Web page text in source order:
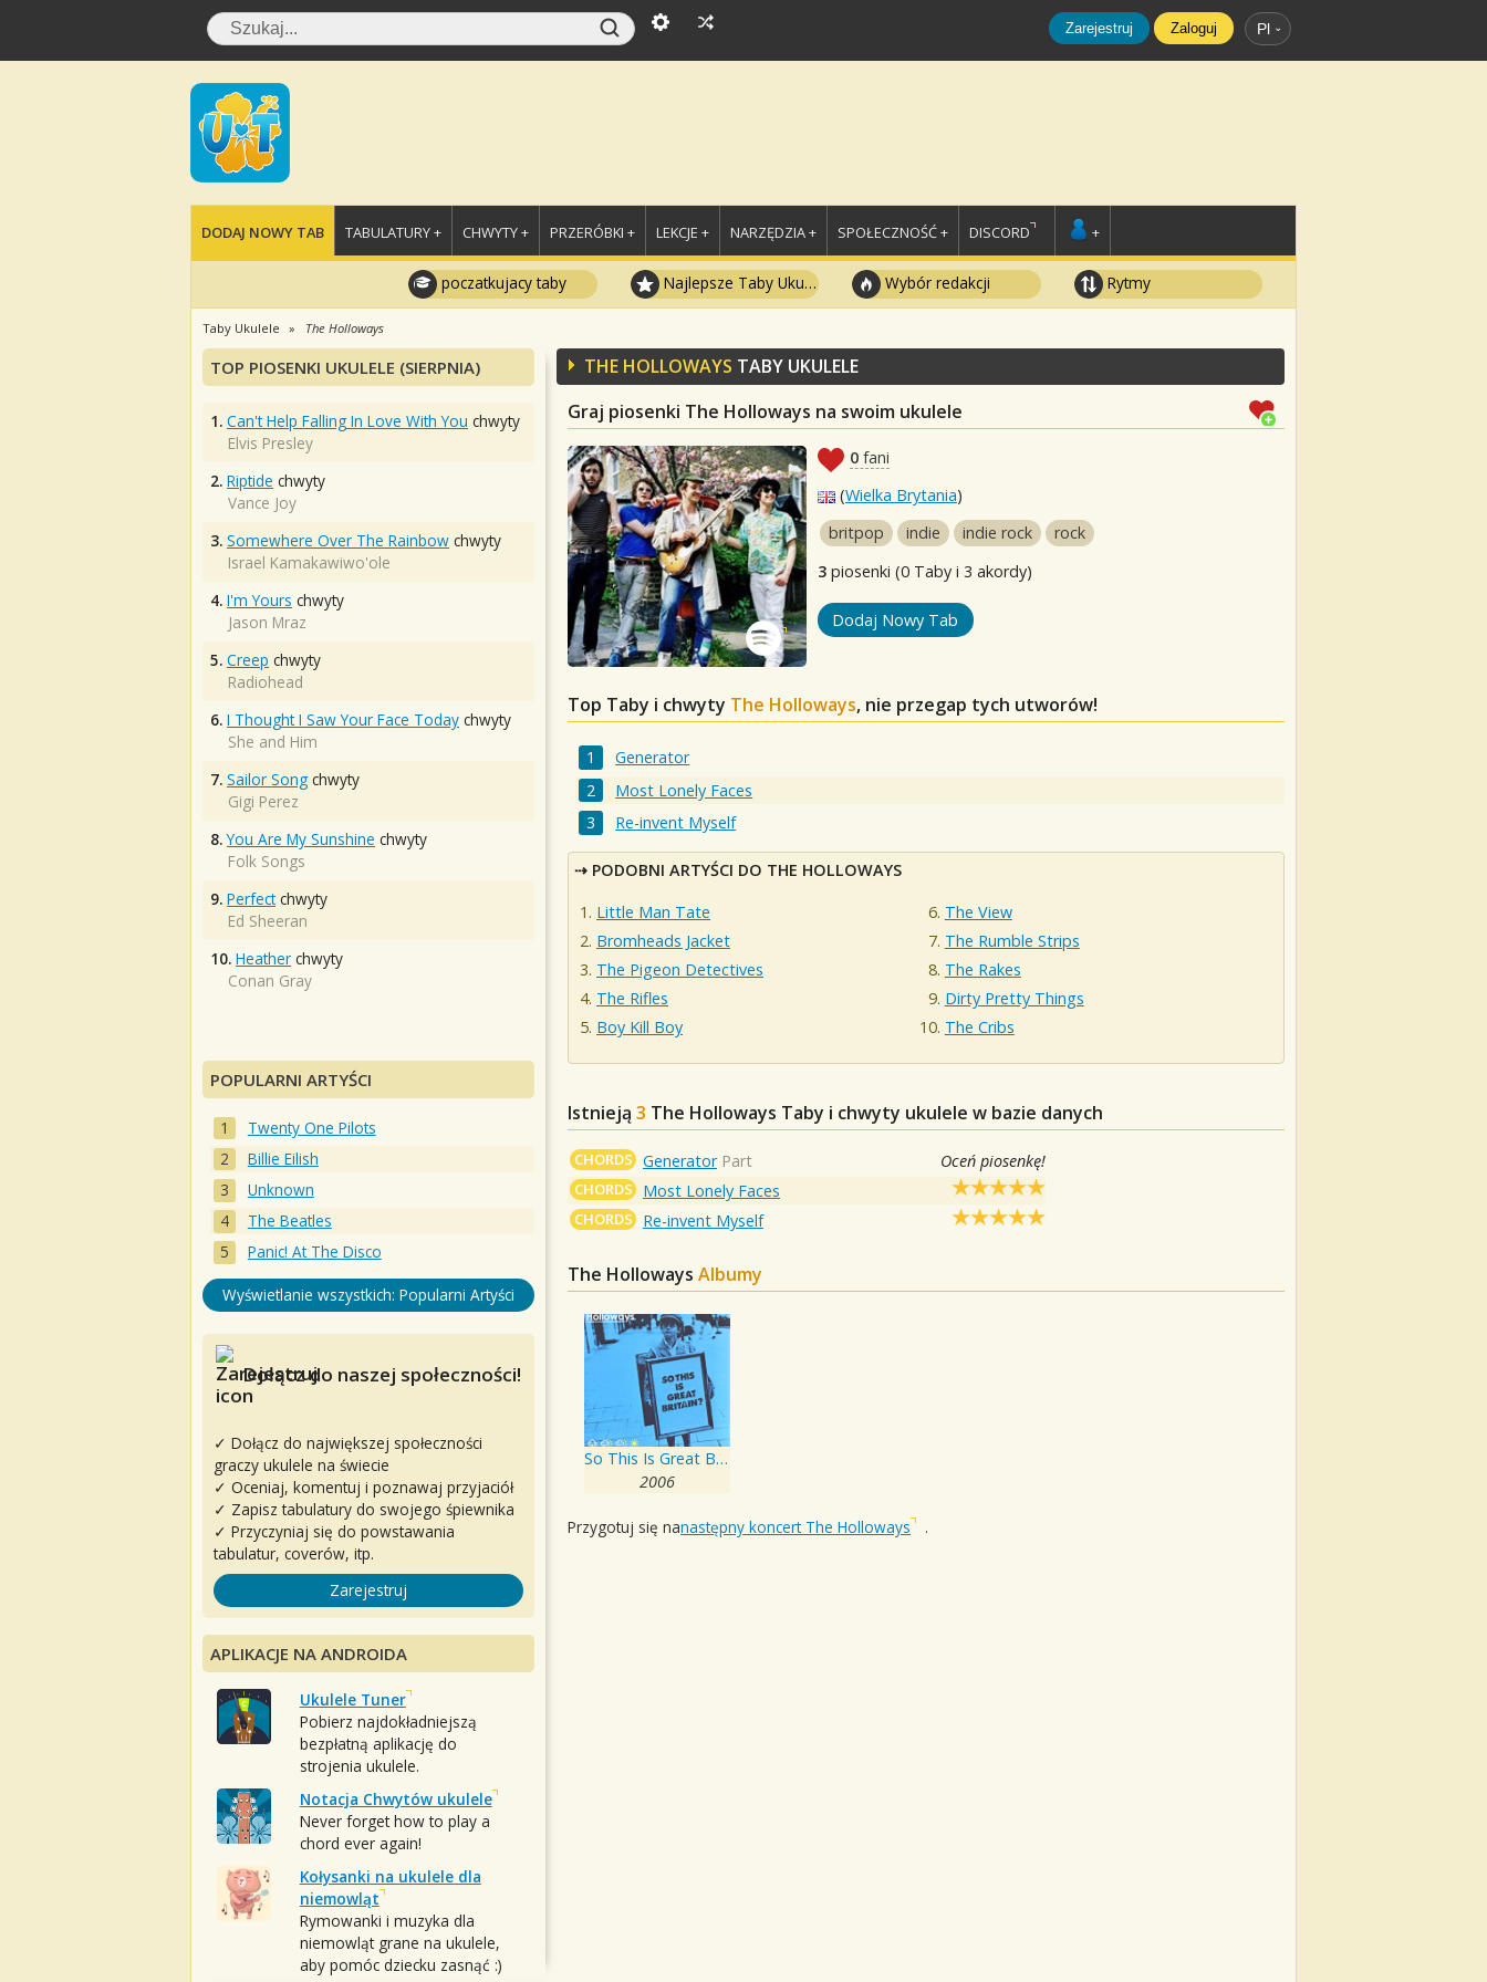
Zarejestruj Zaloguj Pl
DODAJ NOWY TAB TABULATURY + CHWYTY + PRZERÓBKI + LEKCJE + NARZĘDZIA + SPOŁECZNOŚĆ + DISCORD +
poczatkujacy taby Najlepsze Taby Ukulele Wybór redakcji Rytmy
Taby Ukulele The Holloways
THE HOLLOWAYS TABY UKULELE
Graj piosenki The Holloways na swoim ukulele
0 fani
(Wielka Brytania)
britpop
indie indie rock
rock
3 piosenki (0 Taby i 3 akordy)
Dodaj Nowy Tab
Top Taby i chwyty The Holloways, nie przegap tych utworów!
Generator
Most Lonely Faces
Re-invent Myself
PODOBNI ARTYŚCI DO THE HOLLOWAYS
Little Man Tate
Bromheads Jacket
The Pigeon Detectives
The Rifles
Boy Kill Boy
The View
The Rumble Strips
The Rakes
Dirty Pretty Things
The Cribs
Istnieją 3 The Holloways Taby i chwyty ukulele w bazie danych
CHORDS Generator Part Oceń piosenkę!
CHORDS Most Lonely Faces
CHORDS Re-invent Myself
The Holloways Albumy
So This Is Great Britain?
2006
Przygotuj się nanastępny koncert The Holloways .
TOP PIOSENKI UKULELE (SIERPNIA)
1. Can't Help Falling In Love With You chwyty
Elvis Presley
2. Riptide chwyty
Vance Joy
3. Somewhere Over The Rainbow chwyty
Israel Kamakawiwo'ole
4. I'm Yours chwyty
Jason Mraz
5. Creep chwyty
Radiohead
6. I Thought I Saw Your Face Today chwyty
She and Him
7. Sailor Song chwyty
Gigi Perez
8. You Are My Sunshine chwyty
Folk Songs
9. Perfectchwyty
Ed Sheeran
10. Heather chwyty
Conan Gray
POPULARNI ARTYŚCI
Twenty One Pilots
Billie Eilish
Unknown
The Beatles
Panic! At The Disco
Wyświetlanie wszystkich: Popularni Artyści
Dołącz do naszej społeczności!
✓ Dołącz do największej społeczności
graczy ukulele na świecie
✓ Oceniaj, komentuj i poznawaj przyjaciół
✓ Zapisz tabulatury do swojego śpiewnika
✓ Przyczyniaj się do powstawania
tabulatur, coverów, itp.
Zarejestruj
APLIKACJE NA ANDROIDA
Ukulele Tuner
Pobierz najdokładniejszą
bezpłatną aplikację do
strojenia ukulele.
Notacja Chwytów ukulele
Never forget how to play a
chord ever again!
Kołysanki na ukulele dla
niemowląt
Rymowanki i muzyka dla
niemowląt grane na ukulele,
aby pomóc dziecku zasnąć :)